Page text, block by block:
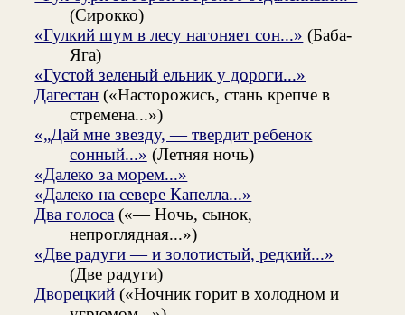
(Сирокко)
«Гулкий шум в лесу нагоняет сон...» (Баба-
Яга)
«Густой зеленый ельник у дороги...»
Дагестан («Насторожись, стань крепче в
стремена...»)
«„Дай мне звезду, — твердит ребенок
сонный...» (Летняя ночь)
«Далеко за морем...»
«Далеко на севере Капелла...»
Два голоса («— Ночь, сынок,
непроглядная...»)
«Две радуги — и золотистый, редкий...»
(Две радуги)
Дворецкий («Ночник горит в холодном и